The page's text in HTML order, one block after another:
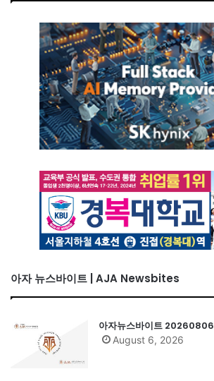
아자 뉴스바이트 | AJA Newsbites
아자뉴스바이트 20260806
August 6, 2026